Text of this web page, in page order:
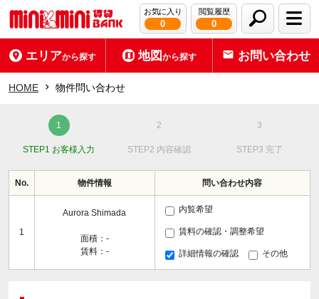
お気に入り
0
閲覧履歴
0
エリアから探す 地図から探す お問い合わせ
HOME 物件問い合わせ
STEP1 お客様入力 STEP2 内容確認 STEP3 完了
No. 物件情報 問い合わせ内容
1
Aurora Shimada
面積：-
賃料：-
内覧希望
賃料の確認・調整希望
詳細情報の確認 その他